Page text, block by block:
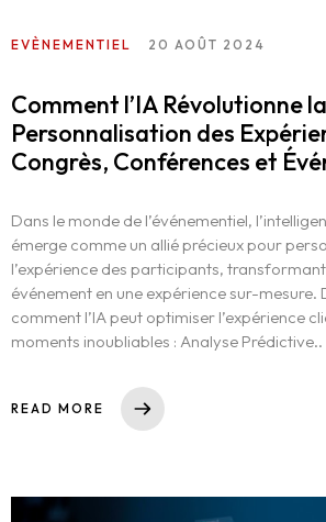
EVÈNEMENTIEL 20 AOÛT 2024
Comment l’IA Révolutionne la
Personnalisation des
Congrès, Conférences et
Dans le monde de l’événementiel,
émerge comme un allié précieux pour
l’expérience des participants,
événement en une expérience sur-mesure.
comment l’IA peut optimiser l’expérience
moments inoubliables : Analyse Prédictive..
READ MORE